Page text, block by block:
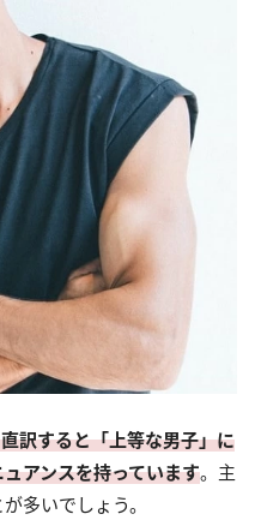
訳すると「上等な男子」に
アンスを持っています。主
多いでしょう。